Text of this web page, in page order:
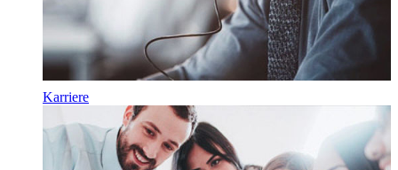
Karriere